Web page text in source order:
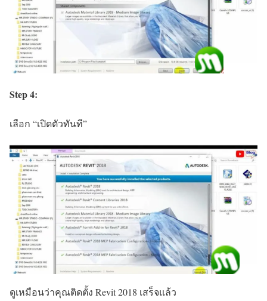
Step 4:
เลือก “เปิดตัวทันที”
ดูเหมือนว่าคุณติดตั้ง Revit 2018 เสร็จแล้ว